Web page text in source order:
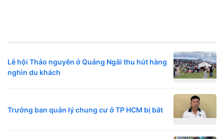
Lễ hội Thảo nguyên ở Quảng Ngãi thu hút hàng
nghìn du khách
Trưởng ban quản lý chung cư ở TP HCM bị bắt